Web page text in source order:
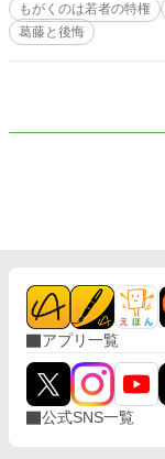
もがくのは若者の特権
葛藤と後悔
アプリ一覧
公式SNS一覧